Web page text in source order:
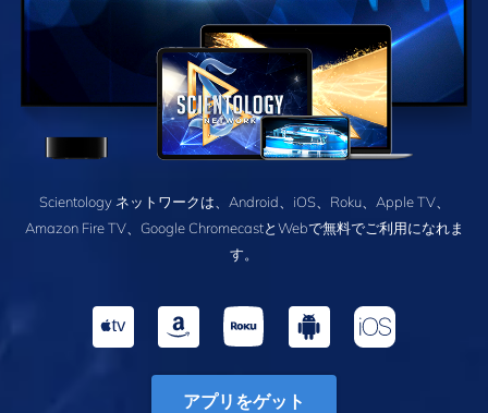
Scientology ネットワークは、Android、iOS、Roku、Apple TV、
Amazon Fire TV、Google ChromecastとWebで無料でご利用になれま
す。
アプリをゲット